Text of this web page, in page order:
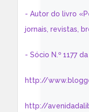
- Autor do livro
jornais, revistas,
- Sócio N.º 1177
http://
http://